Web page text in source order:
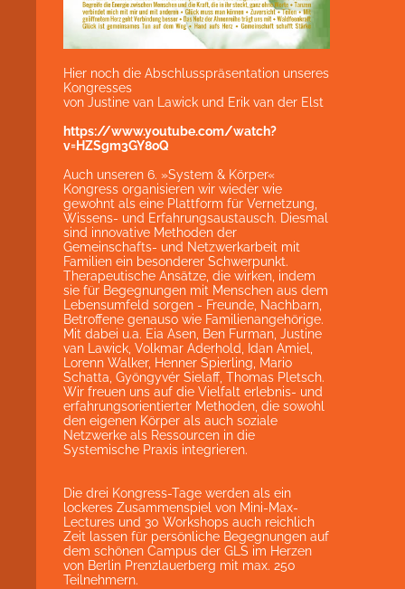
Hier noch die Abschlusspräsentation unseres
Kongresses
von Justine van Lawick und Erik van der Elst
https://www.youtube.com/watch?
v=HZSgm3GY8oQ
Auch unseren 6. »System & Körper«
Kongress organisieren wir wieder wie
gewohnt als eine Plattform für Vernetzung,
Wissens- und Erfahrungsaustausch. Diesmal
sind innovative Methoden der
Gemeinschafts- und Netzwerkarbeit mit
Familien ein besonderer Schwerpunkt.
Therapeutische Ansätze, die wirken, indem
sie für Begegnungen mit Menschen aus dem
Lebensumfeld sorgen - Freunde, Nachbarn,
Betroffene genauso wie Familienangehörige.
Mit dabei u.a. Eia Asen, Ben Furman, Justine
van Lawick, Volkmar Aderhold, Idan Amiel,
Lorenn Walker, Henner Spierling, Mario
Schatta, Gyöngyvér Sielaff, Thomas Pletsch.
Wir freuen uns auf die Vielfalt erlebnis- und
erfahrungsorientierter Methoden, die sowohl
den eigenen Körper als auch soziale
Netzwerke als Ressourcen in die
Systemische Praxis integrieren.
Die drei Kongress-Tage werden als ein
lockeres Zusammenspiel von Mini-Max-
Lectures und 30 Workshops auch reichlich
Zeit lassen für persönliche Begegnungen auf
dem schönen Campus der GLS im Herzen
von Berlin Prenzlauerberg mit max. 250
Teilnehmern.